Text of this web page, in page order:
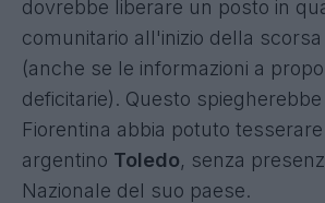
dovrebbe liberare un posto in
comunitario all'inizio della
(anche se le informazioni a
deficitarie). Questo
Fiorentina abbia potuto
argentino Toledo, senza
Nazionale del suo paese.